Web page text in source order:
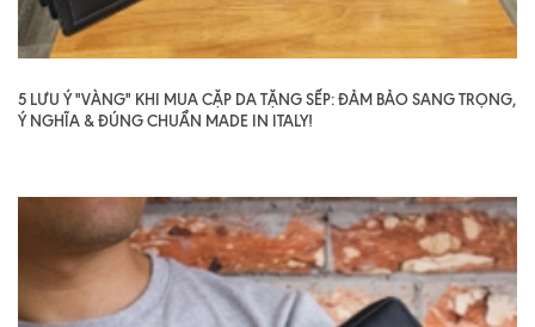
5 LƯU Ý "VÀNG" KHI MUA CẶP DA TẶNG SẾP: ĐẢM BẢO SANG TRỌNG,
Ý NGHĨA & ĐÚNG CHUẨN MADE IN ITALY!